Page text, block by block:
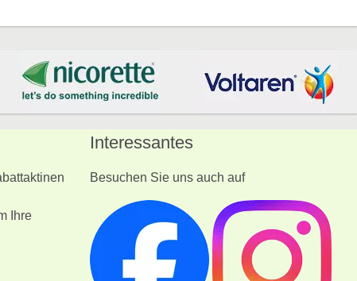
Ihre
Interessantes
Besuchen Sie uns auch auf